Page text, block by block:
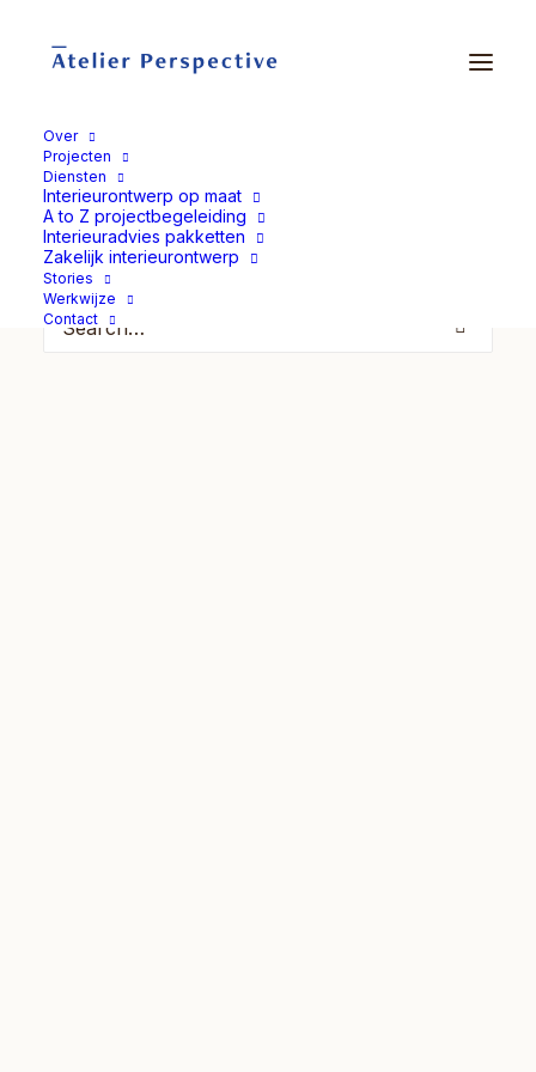
Over
Projecten
Diensten
Interieurontwerp op maat
A to Z projectbegeleiding
Interieuradvies pakketten
Zakelijk interieurontwerp
Stories
Werkwijze
Contact
Nothing Found
It seems we can’t find what you’re looking for. Perhaps
searching can help.